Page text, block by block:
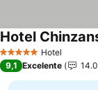
5 Estrelas Hotel
Hotel
9,1 Excelente